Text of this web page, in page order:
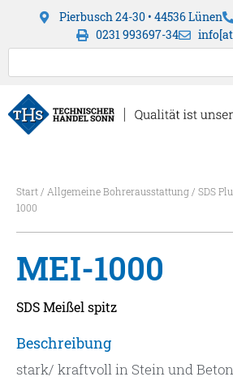
Pierbusch 24-30 • 44536 Lünen
0231 993697-34
Start/ Allgemeine Bohrerausstattung/ SDS
1000
MEI-1000
SDS Meißel spitz
Beschreibung
stark/ kraftvoll in Stein und Beton